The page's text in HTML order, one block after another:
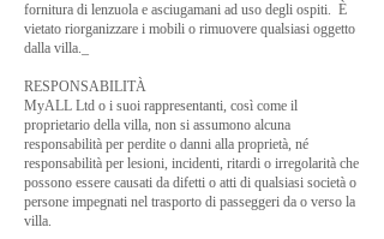
fornitura di lenzuola e asciugamani ad uso degli ospiti. È
vietato riorganizzare i mobili o rimuovere qualsiasi oggetto
dalla villa._
RESPONSABILITÀ
MyALL Ltd o i suoi rappresentanti, così come il
proprietario della villa, non si assumono alcuna
responsabilità per perdite o danni alla proprietà, né
responsabilità per lesioni, incidenti, ritardi o irregolarità che
possono essere causati da difetti o atti di qualsiasi società o
persone impegnati nel trasporto di passeggeri da o verso la
villa.